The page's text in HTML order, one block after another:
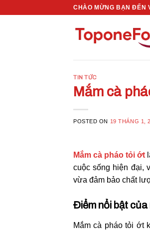
CHÀO MỪNG BẠN ĐẾN
TIN TỨC
Mắm cà
POSTED ON 19 THÁNG 1,
Mắm cà pháo tỏi ớt
cuộc sống hiện đại,
vừa đảm bảo chất
Điểm nổi bật
Mắm cà pháo tỏi ớt